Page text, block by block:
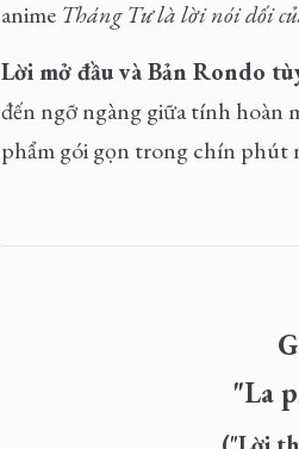
anime Tháng Tư là lời nói dối
Lời mở đầu và Bản Rondo
đến ngỡ ngàng giữa tính hoàn
phẩm gói gọn trong chín phút
"La